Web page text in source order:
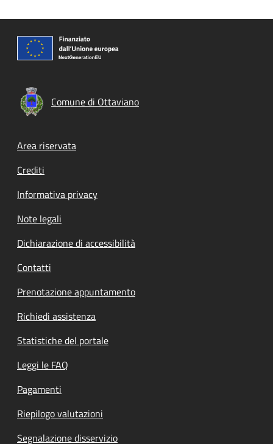
Comune di Ottaviano
Footer menu
Area riservata
Crediti
Informativa privacy
Note legali
Dichiarazione di accessibilità
Contatti
Prenotazione appuntamento
Richiedi assistenza
Statistiche del portale
Leggi le FAQ
Pagamenti
Riepilogo valutazioni
Segnalazione disservizio